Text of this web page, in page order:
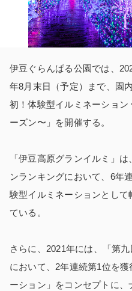
伊豆ぐらんぱる公園では、
年8月末日（予定）まで、園
初！体験型イルミネーショ
ーズン〜」を開催する。
「伊豆高原グランイルミ」
ンランキングにおいて、6年
験型イルミネーションとし
ている。
さらに、2021年には、「第
において、2年連続第1位を
ーション」をコンセプトに